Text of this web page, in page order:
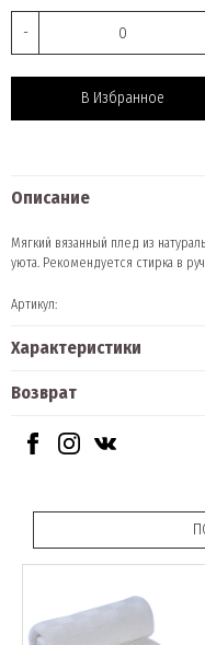
-
В Избранное
Описание
Мягкий вязанный плед из
уюта. Рекомендуется стирка в
Артикул:
Характеристики
Возврат